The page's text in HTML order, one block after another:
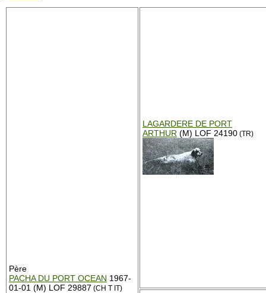
Père
PACHA DU PORT OCEAN 1967-
01-01 (M) LOF 29887 (CH T IT)
LAGARDERE DE PORT
ARTHUR (M) LOF 24190 (TR)